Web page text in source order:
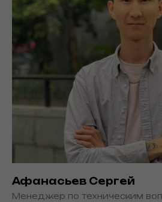
Афанасьев Сергей
Менеджер по техническим